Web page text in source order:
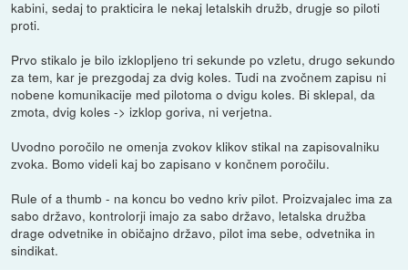
kabini, sedaj to prakticira le nekaj letalskih družb, drugje so piloti
proti.
Prvo stikalo je bilo izklopljeno tri sekunde po vzletu, drugo sekundo
za tem, kar je prezgodaj za dvig koles. Tudi na zvočnem zapisu ni
nobene komunikacije med pilotoma o dvigu koles. Bi sklepal, da
zmota, dvig koles -> izklop goriva, ni verjetna.
Uvodno poročilo ne omenja zvokov klikov stikal na zapisovalniku
zvoka. Bomo videli kaj bo zapisano v končnem poročilu.
Rule of a thumb - na koncu bo vedno kriv pilot. Proizvajalec ima za
sabo državo, kontrolorji imajo za sabo državo, letalska družba
drage odvetnike in običajno državo, pilot ima sebe, odvetnika in
sindikat.